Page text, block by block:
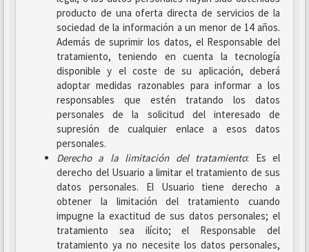
producto de una oferta directa de servicios de la
sociedad de la información a un menor de 14 años.
Además de suprimir los datos, el Responsable del
tratamiento, teniendo en cuenta la tecnología
disponible y el coste de su aplicación, deberá
adoptar medidas razonables para informar a los
responsables que estén tratando los datos
personales de la solicitud del interesado de
supresión de cualquier enlace a esos datos
personales.
Derecho a la limitación del tratamiento: Es el
derecho del Usuario a limitar el tratamiento de sus
datos personales. El Usuario tiene derecho a
obtener la limitación del tratamiento cuando
impugne la exactitud de sus datos personales; el
tratamiento sea ilícito; el Responsable del
tratamiento ya no necesite los datos personales,